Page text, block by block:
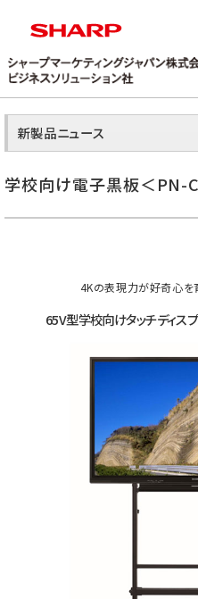
新製品ニュース
学校向け電子黒板＜PN-
4Kの表現力が好奇心を
65V型学校向けタッチディス